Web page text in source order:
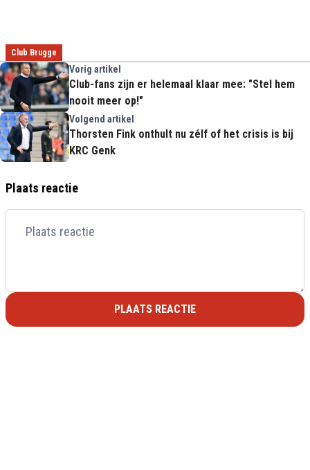
Club Brugge
Vorig artikel
Club-fans zijn er helemaal klaar mee: "Stel hem
nooit meer op!"
Volgend artikel
Thorsten Fink onthult nu zélf of het crisis is bij
KRC Genk
Plaats reactie
PLAATS REACTIE